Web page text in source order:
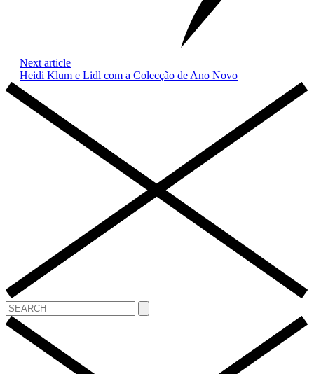
Next article
Heidi Klum e Lidl com a Colecção de Ano Novo